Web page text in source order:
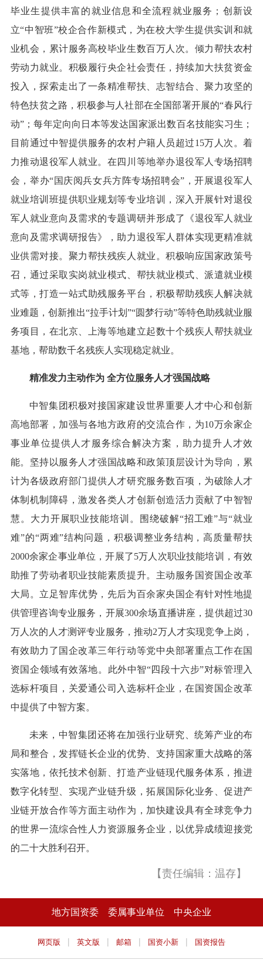
毕业生提供丰富的就业信息和全流程就业服务；创新设
立“中智班”校企合作新模式，为在校大学生提供实训和就
业机会，累计服务高校毕业生数百万人次。倾力帮扶农村
劳动力就业。积极履行央企社会责任，持续加大扶贫资金
投入，探索走出了一条精准帮扶、志智结合、聚力攻坚的
特色扶贫之路，积极参与人社部在全国部署开展的“春风行
动”；每年定向向日本等发达国家派出数百名技能实习生；
目前通过中智提供服务的农村户籍人员超过15万人次。着
力推动退役军人就业。在四川等地举办退役军人专场招聘
会，举办“国庆阅兵女兵方阵专场招聘会”，开展退役军人
就业培训班提供职业规划等专业培训，深入开展针对退役
军人就业意向及需求的专题调研并形成了《退役军人就业
意向及需求调研报告》，助力退役军人群体实现更精准就
业供需对接。聚力帮扶残疾人就业。积极响应国家政策号
召，通过采取实岗就业模式、帮扶就业模式、派遣就业模
式等，打造一站式助残服务平台，积极帮助残疾人解决就
业难题，创新推出“拉手计划”“圆梦行动”等特色助残就业服
务项目，在北京、上海等地建立起数十个残疾人帮扶就业
基地，帮助数千名残疾人实现稳定就业。
精准发力主动作为 全方位服务人才强国战略
中智集团积极对接国家建设世界重要人才中心和创新
高地部署，加强与各地方政府的交流合作，为10万余家企
事业单位提供人才服务综合解决方案，助力提升人才效
能。坚持以服务人才强国战略和政策顶层设计为导向，累
计为各级政府部门提供人才研究服务数百项，为破除人才
体制机制障碍，激发各类人才创新创造活力贡献了中智智
慧。大力开展职业技能培训。围绕破解“招工难”与“就业
难”的“两难”结构问题，积极调整业务结构，高质量帮扶
2000余家企事业单位，开展了5万人次职业技能培训，有效
助推了劳动者职业技能素质提升。主动服务国资国企改革
大局。立足智库优势，先后为百余家央国企有针对性地提
供管理咨询专业服务，开展300余场直播讲座，提供超过30
万人次的人才测评专业服务，推动2万人才实现竞争上岗，
有效助力了国企改革三年行动等党中央部署重点工作在国
资国企领域有效落地。此外中智“四段十六步”对标管理入
选标杆项目，关爱通公司入选标杆企业，在国资国企改革
中提供了中智方案。
未来，中智集团还将在加强行业研究、统筹产业的布
局和整合，发挥链长企业的优势、支持国家重大战略的落
实落地，依托技术创新、打造产业链现代服务体系，推进
数字化转型、实现产业链升级，拓展国际化业务、促进产
业链开放合作等方面主动作为，加快建设具有全球竞争力
的世界一流综合性人力资源服务企业，以优异成绩迎接党
的二十大胜利召开。
【责任编辑：温存】
地方国资委 委属事业单位 中央企业
网页版 | 英文版 | 邮箱 | 国资小新 | 国资报告